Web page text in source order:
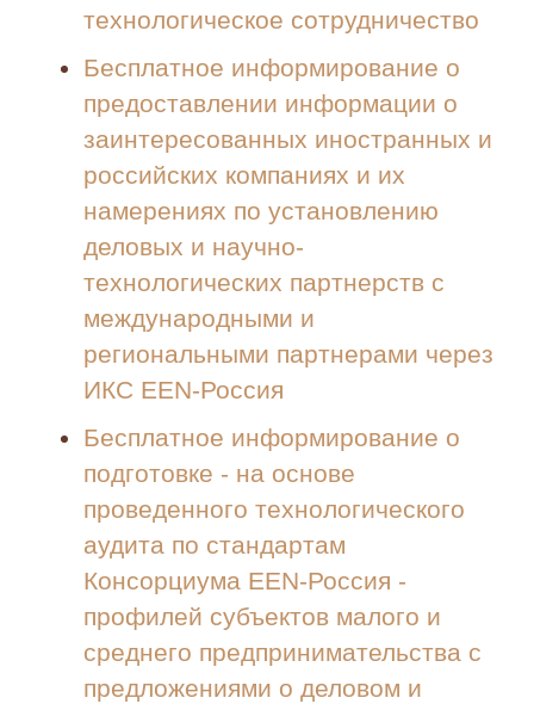
технологическое сотрудничество
Бесплатное информирование о
предоставлении информации о
заинтересованных иностранных и
российских компаниях и их
намерениях по установлению
деловых и научно-
технологических партнерств с
международными и
региональными партнерами через
ИКС EEN-Россия
Бесплатное информирование о
подготовке - на основе
проведенного технологического
аудита по стандартам
Консорциума EEN-Россия -
профилей субъектов малого и
среднего предпринимательства с
предложениями о деловом и